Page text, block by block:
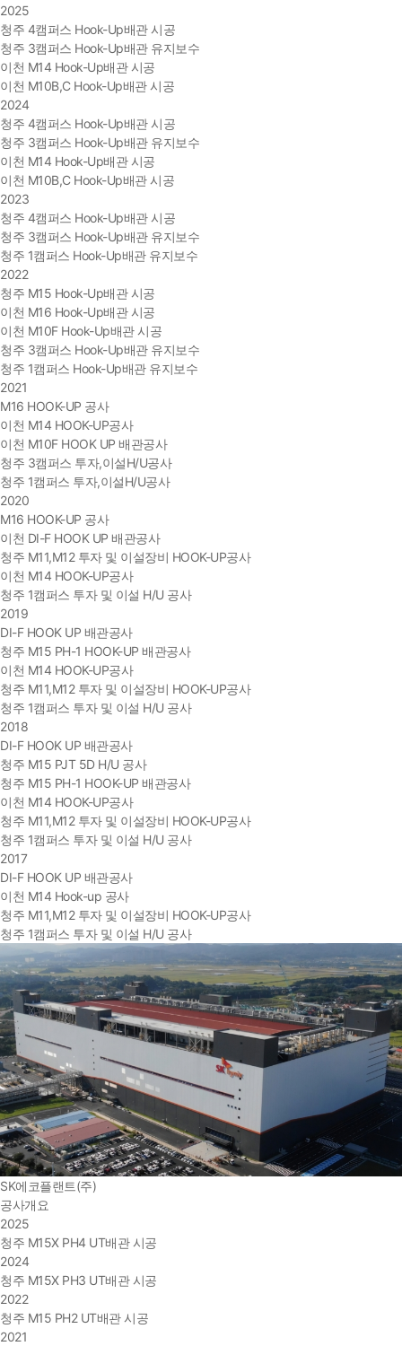
2025
청주 4캠퍼스 Hook-Up배관 시공
청주 3캠퍼스 Hook-Up배관 유지보수
이천 M14 Hook-Up배관 시공
이천 M10B,C Hook-Up배관 시공
2024
청주 4캠퍼스 Hook-Up배관 시공
청주 3캠퍼스 Hook-Up배관 유지보수
이천 M14 Hook-Up배관 시공
이천 M10B,C Hook-Up배관 시공
2023
청주 4캠퍼스 Hook-Up배관 시공
청주 3캠퍼스 Hook-Up배관 유지보수
청주 1캠퍼스 Hook-Up배관 유지보수
2022
청주 M15 Hook-Up배관 시공
이천 M16 Hook-Up배관 시공
이천 M10F Hook-Up배관 시공
청주 3캠퍼스 Hook-Up배관 유지보수
청주 1캠퍼스 Hook-Up배관 유지보수
2021
M16 HOOK-UP 공사
이천 M14 HOOK-UP공사
이천 M10F HOOK UP 배관공사
청주 3캠퍼스 투자,이설H/U공사
청주 1캠퍼스 투자,이설H/U공사
2020
M16 HOOK-UP 공사
이천 DI-F HOOK UP 배관공사
청주 M11,M12 투자 및 이설장비 HOOK-UP공사
이천 M14 HOOK-UP공사
청주 1캠퍼스 투자 및 이설 H/U 공사
2019
DI-F HOOK UP 배관공사
청주 M15 PH-1 HOOK-UP 배관공사
이천 M14 HOOK-UP공사
청주 M11,M12 투자 및 이설장비 HOOK-UP공사
청주 1캠퍼스 투자 및 이설 H/U 공사
2018
DI-F HOOK UP 배관공사
청주 M15 PJT 5D H/U 공사
청주 M15 PH-1 HOOK-UP 배관공사
이천 M14 HOOK-UP공사
청주 M11,M12 투자 및 이설장비 HOOK-UP공사
청주 1캠퍼스 투자 및 이설 H/U 공사
2017
DI-F HOOK UP 배관공사
이천 M14 Hook-up 공사
청주 M11,M12 투자 및 이설장비 HOOK-UP공사
청주 1캠퍼스 투자 및 이설 H/U 공사
SK에코플랜트(주)
공사개요
2025
청주 M15X PH4 UT배관 시공
2024
청주 M15X PH3 UT배관 시공
2022
청주 M15 PH2 UT배관 시공
2021